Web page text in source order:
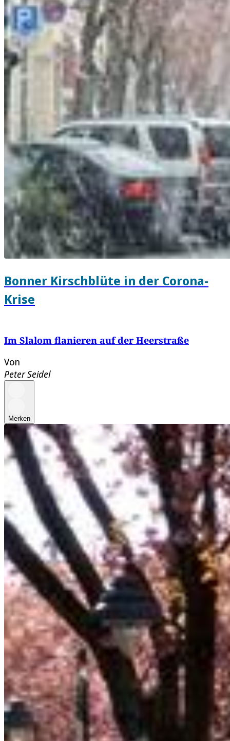
Bonner Kirschblüte in der Corona-
Krise
Im Slalom flanieren auf der Heerstraße
Von
Peter Seidel
Merken